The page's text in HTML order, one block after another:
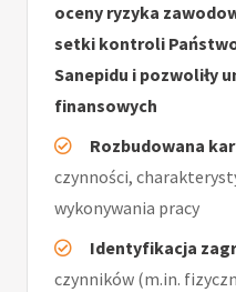
oceny ryzyka
setki kontroli
Sanepidu i pozwoliły
finansowych
Rozbudowana
czynności,
wykonywania pracy
Identyfikacja
czynników (m.in.